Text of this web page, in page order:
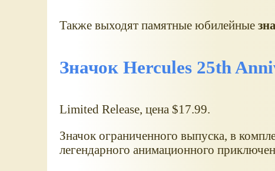
Также выходят памятные юбилейные
Значок Hercules 25th
Limited Release, цена $17.99.
Значок ограниченного выпуска, в
легендарного анимационного